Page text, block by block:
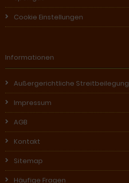
Cookie Einstellungen
Informationen
Außergerichtliche Streitbeilegung
Impressum
AGB
Kontakt
Sitemap
Häufige Fragen